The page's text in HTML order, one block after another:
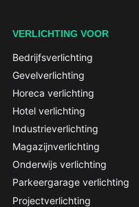
VERLICHTING VOOR
Bedrijfsverlichting
Gevelverlichting
Horeca verlichting
Hotel verlichting
Industrieverlichting
Magazijnverlichting
Onderwijs verlichting
Parkeergarage verlichting
Projectverlichting